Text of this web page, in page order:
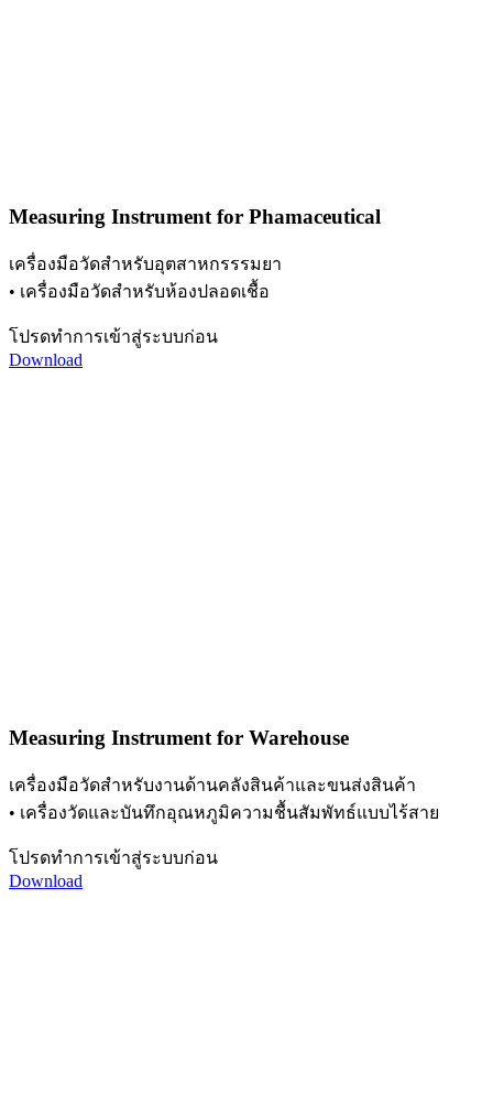
Measuring Instrument for Phamaceutical
เครื่องมือวัดสำหรับอุตสาหกรรรมยา
• เครื่องมือวัดสำหรับห้องปลอดเชื้อ
โปรดทำการเข้าสู่ระบบก่อน
Download
Measuring Instrument for Warehouse
เครื่องมือวัดสำหรับงานด้านคลังสินค้าและขนส่งสินค้า
• เครื่องวัดและบันทึกอุณหภูมิความชื้นสัมพัทธ์แบบไร้สาย
โปรดทำการเข้าสู่ระบบก่อน
Download